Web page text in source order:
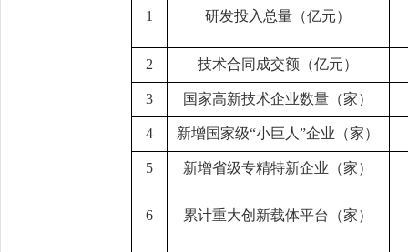
1 研发投入总量（亿元）
2 技术合同成交额（亿元）
3 国家高新技术企业数量（家）
4 新增国家级“小巨人 ”企业（家）
5 新增省级专精特新企业（家）
6 累计重大创新载体平台（家）